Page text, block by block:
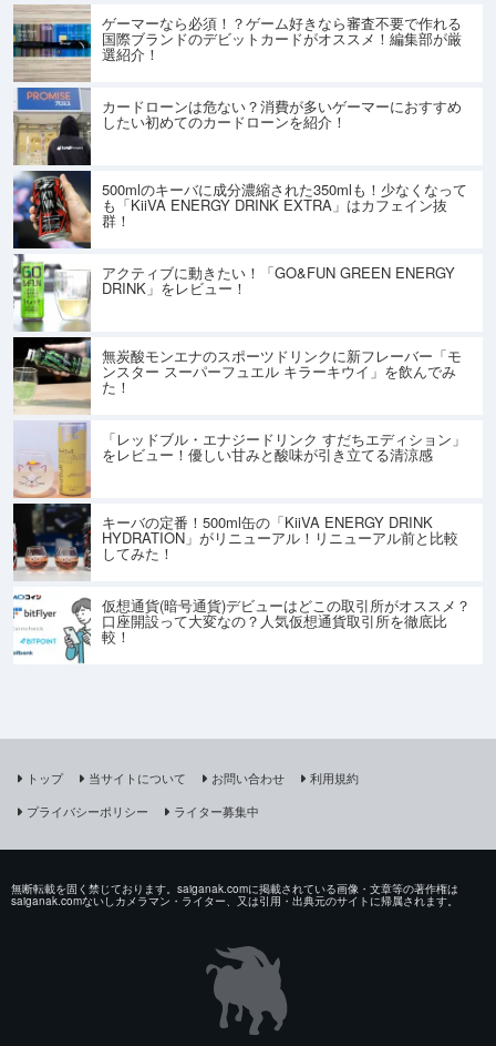
ゲーマーなら必須！？ゲーム好きなら審査不要で作れる
国際ブランドのデビットカードがオススメ！編集部が厳
選紹介！
カードローンは危ない？消費が多いゲーマーにおすすめ
したい初めてのカードローンを紹介！
500mlのキーバに成分濃縮された350mlも！少なくなって
も「KiiVA ENERGY DRINK EXTRA」はカフェイン抜
群！
アクティブに動きたい！「GO&FUN GREEN ENERGY
DRINK」をレビュー！
無炭酸モンエナのスポーツドリンクに新フレーバー「モ
ンスター スーパーフュエル キラーキウイ」を飲んでみ
た！
「レッドブル・エナジードリンク すだちエディション」
をレビュー！優しい甘みと酸味が引き立てる清涼感
キーバの定番！500ml缶の「KiiVA ENERGY DRINK
HYDRATION」がリニューアル！リニューアル前と比較
してみた！
仮想通貨(暗号通貨)デビューはどこの取引所がオススメ？
口座開設って大変なの？人気仮想通貨取引所を徹底比
較！
トップ 当サイトについて お問い合わせ
利用規約
プライバシーポリシー
ライター募集中
無断転載を固く禁じております。saiganak.comに掲載されている画像・文章等の著作権は
saiganak.comないしカメラマン・ライター、又は引用・出典元のサイトに帰属されます。